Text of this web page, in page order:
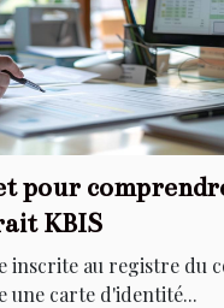
pour
KBIS
inscrite au registre du
une carte d'identité...